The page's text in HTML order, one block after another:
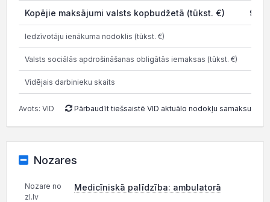
Kopējie maksājumi valsts kopbudžetā (tūkst. €)
Iedzīvotāju ienākuma nodoklis (tūkst. €)
Valsts sociālās apdrošināšanas obligātās iemaksas (tūkst. €)
Vidējais darbinieku skaits
Avots: VID Pārbaudīt tiešsaistē VID aktuālo nodokļu samaksu
Nozares
Nozare no
zl.lv
Medicīniskā palīdzība: ambulatorā